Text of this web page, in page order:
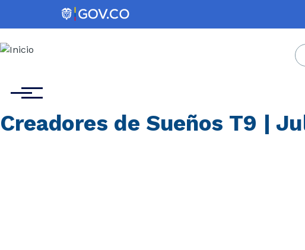
Pasar al contenido principal
Menú
Creadores de Sueños T9 |